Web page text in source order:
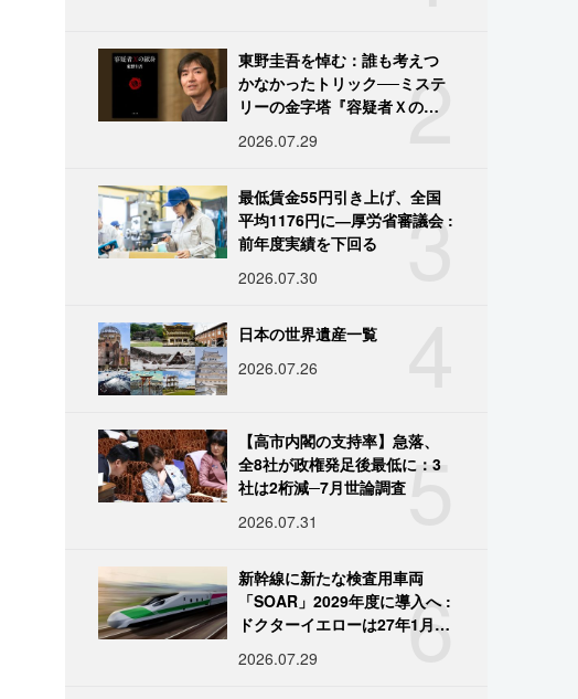
2
東野圭吾を悼む：誰も考えつ
かなかったトリック──ミステ
リーの金字塔『容疑者Ｘの献
2026.07.29
3
最低賃金55円引き上げ、全国
平均1176円に―厚労省審議会 :
前年度実績を下回る
2026.07.30
日本の世界遺産一覧
2026.07.26
5
【高市内閣の支持率】急落、
全8社が政権発足後最低に：3
社は2桁減─7月世論調査
2026.07.31
6
新幹線に新たな検査用車両
「SOAR」2029年度に導入へ :
ドクターイエローは27年1月に
2026.07.29